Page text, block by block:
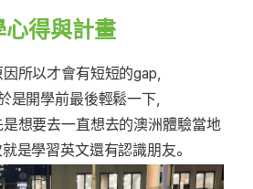
心得與計畫
所以才會有短短的gap，
是開學前最後輕鬆一下，
想要去一直想去的澳洲體驗當地
是學習英文還有認識朋友。